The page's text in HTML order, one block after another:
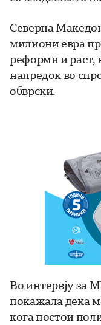
Северна
милиони евра
реформи и раст,
напредок во
обврски.
Во интервју за
покажала дека
кога постои